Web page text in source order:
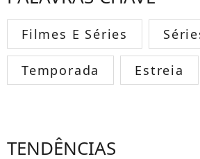
Filmes E Séries
Temporada Estreia
TENDÊNCIAS